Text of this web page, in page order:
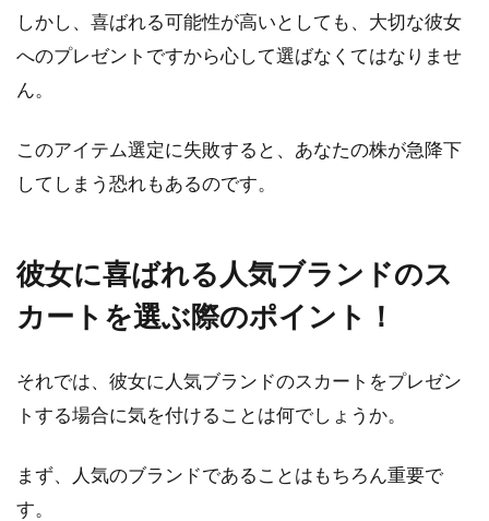
に合わせる春夏のお洒落！
着脱が楽...
めの着こなしをご紹介
デニムは春夏秋冬問わず、一年中で活躍する素
が...
トップスに赤色を合わせたレディー
しかし、喜ばれる可能性が高いとしても、大切な彼女
へのプレゼントですから心して選ばなくてはなりませ
ん。
このアイテム選定に失敗すると、あなたの株が急降下
してしまう恐れもあるのです。
彼女に喜ばれる人気ブランドのス
カートを選ぶ際のポイント！
それでは、彼女に人気ブランドのスカートをプレゼン
トする場合に気を付けることは何でしょうか。
まず、人気のブランドであることはもちろん重要で
す。